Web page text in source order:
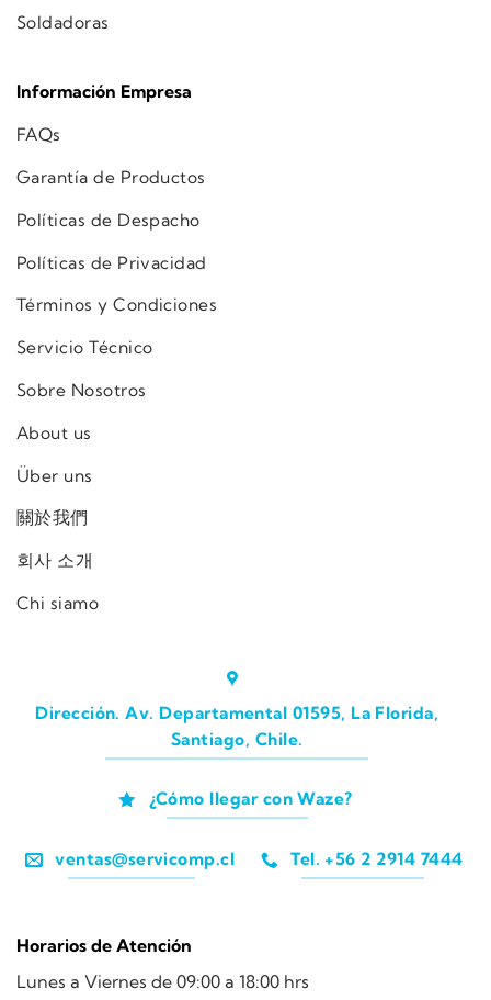
Soldadoras
Información Empresa
FAQs
Garantía de Productos
Políticas de Despacho
Políticas de Privacidad
Términos y Condiciones
Servicio Técnico
Sobre Nosotros
About us
Über uns
關於我們
회사 소개
Chi siamo
Dirección. Av. Departamental 01595, La Florida,
Santiago, Chile.
¿Cómo llegar con Waze?
ventas@servicomp.cl Tel. +56 2 2914 7444
Horarios de Atención
Lunes a Viernes de 09:00 a 18:00 hrs